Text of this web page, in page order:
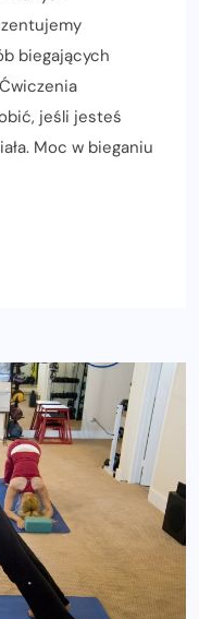
biegających
jeśli jesteś
Moc w bieganiu